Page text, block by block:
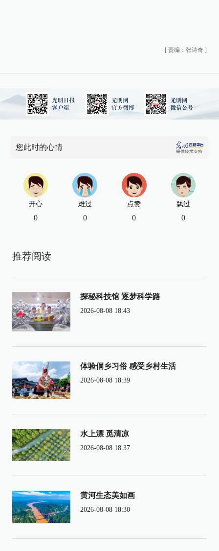
[ 责编：张诗奇 ]
您此时的心情
开心
0
难过
0
点赞
0
飘过
0
推荐阅读
探秘科技馆 逐梦科学路
2026-08-08 18:43
体验侗乡习俗 感受乡村生活
2026-08-08 18:39
水上漂 觅清凉
2026-08-08 18:37
黄河生态美如画
2026-08-08 18:30